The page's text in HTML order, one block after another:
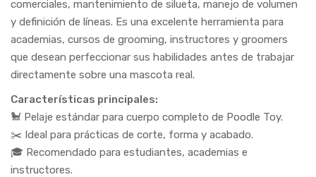
comerciales, mantenimiento de silueta, manejo de volumen
y definición de líneas. Es una excelente herramienta para
academias, cursos de grooming, instructores y groomers
que desean perfeccionar sus habilidades antes de trabajar
directamente sobre una mascota real.
Características principales:
🐩 Pelaje estándar para cuerpo completo de Poodle Toy.
✂️ Ideal para prácticas de corte, forma y acabado.
🎓 Recomendado para estudiantes, academias e
instructores.